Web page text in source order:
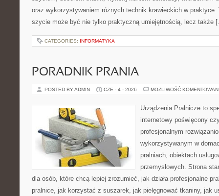
oraz wykorzystywaniem różnych technik krawieckich w
szycie może być nie tylko praktyczną umiejętnością, lecz także
CATEGORIES: INFORMATYKA
PORADNIK PRANIA
POSTED BY ADMIN CZE - 4 - 2026 MOŻLIWOŚĆ
Urządzenia Pralnicze to
internetowy poświęcony
profesjonalnym
wykorzystywanym w
pralniach, obiektach
przemysłowych. Strona
dla osób, które chcą lepiej zrozumieć, jak działa profesjonalne
pralnice, jak korzystać z suszarek, jak pielęgnować tkaniny, jak